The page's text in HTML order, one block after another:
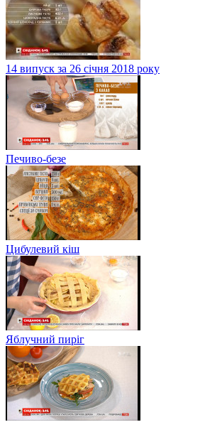
14 випуск за 26 січня 2018 року
Печиво-безе
Цибулевий кіш
Яблучний пиріг